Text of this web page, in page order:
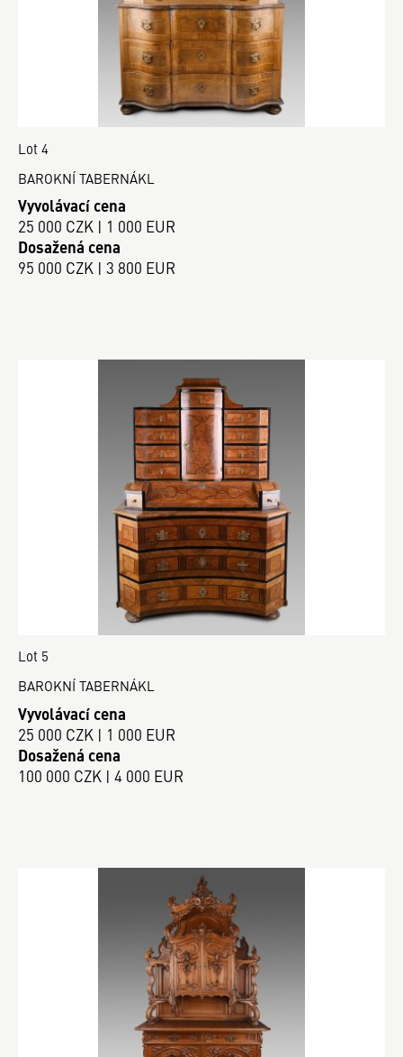
Lot 4
BAROKNÍ TABERNÁKL
Vyvolávací cena
25 000 CZK | 1 000 EUR
Dosažená cena
95 000 CZK | 3 800 EUR
Lot 5
BAROKNÍ TABERNÁKL
Vyvolávací cena
25 000 CZK | 1 000 EUR
Dosažená cena
100 000 CZK | 4 000 EUR